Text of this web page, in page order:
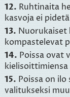
12. Ruhtinaita
kasvoja ei
13. Nuorukaiset
kompastelevat
14. Poissa ovat
kielisoittimiensa
15. Poissa on
valitukseksi